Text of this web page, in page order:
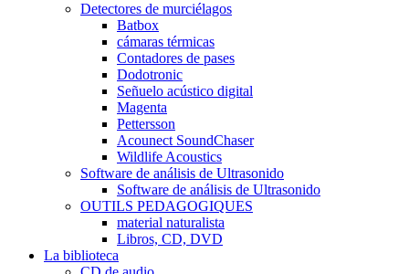
Detectores de murciélagos
Batbox
cámaras térmicas
Contadores de pases
Dodotronic
Señuelo acústico digital
Magenta
Pettersson
Acounect SoundChaser
Wildlife Acoustics
Software de análisis de Ultrasonido
Software de análisis de Ultrasonido
OUTILS PEDAGOGIQUES
material naturalista
Libros, CD, DVD
La biblioteca